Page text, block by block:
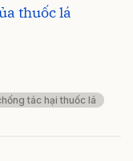
thuốc lá
tác hại thuốc lá